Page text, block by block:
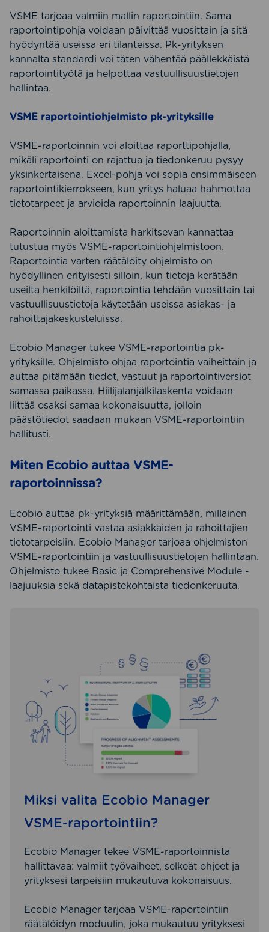
VSME tarjoaa valmiin mallin raportointiin. Sama
raportointipohja voidaan päivittää vuosittain ja sitä
hyödyntää useissa eri tilanteissa. Pk-yrityksen
kannalta standardi voi täten vähentää päällekkäistä
raportointityötä ja helpottaa vastuullisuustietojen
hallintaa.
VSME raportointiohjelmisto pk-yrityksille
VSME-raportoinnin voi aloittaa raporttipohjalla,
mikäli raportointi on rajattua ja tiedonkeruu pysyy
yksinkertaisena. Excel-pohja voi sopia ensimmäiseen
raportointikierrokseen, kun yritys haluaa hahmottaa
tietotarpeet ja arvioida raportoinnin laajuutta.
Raportoinnin aloittamista harkitsevan kannattaa
tutustua myös VSME-raportointiohjelmistoon.
Raportointia varten räätälöity ohjelmisto on
hyödyllinen erityisesti silloin, kun tietoja kerätään
useilta henkilöiltä, raportointia tehdään vuosittain tai
vastuullisuustietoja käytetään useissa asiakas- ja
rahoittajakeskusteluissa.
Ecobio Manager tukee VSME-raportointia pk-
yrityksille. Ohjelmisto ohjaa raportointia vaiheittain ja
auttaa pitämään tiedot, vastuut ja raportointiversiot
samassa paikassa. Hiilijalanjälkilaskenta voidaan
liittää osaksi samaa kokonaisuutta, jolloin
päästötiedot saadaan mukaan VSME-raportointiin
hallitusti.
Miten Ecobio auttaa VSME-
raportoinnissa?
Ecobio auttaa pk-yrityksiä määrittämään, millainen
VSME-raportointi vastaa asiakkaiden ja rahoittajien
tietotarpeisiin. Ecobio Manager tarjoaa ohjelmiston
VSME-raportointiin ja vastuullisuustietojen hallintaan.
Ohjelmisto tukee Basic ja Comprehensive Module -
laajuuksia sekä datapistekohtaista tiedonkeruuta.
Miksi valita Ecobio Manager
VSME-raportointiin?
Ecobio Manager tekee VSME-raportoinnista
hallittavaa: valmiit työvaiheet, selkeät ohjeet ja
yrityksesi tarpeisiin mukautuva kokonaisuus.
Ecobio Manager tarjoaa VSME-raportointiin
räätälöidyn moduulin, joka mukautuu yrityksesi